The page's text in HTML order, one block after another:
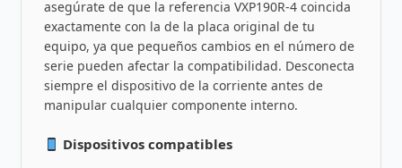
asegúrate de que la referencia VXP190R-4 coincida
exactamente con la de la placa original de tu
equipo, ya que pequeños cambios en el número de
serie pueden afectar la compatibilidad. Desconecta
siempre el dispositivo de la corriente antes de
manipular cualquier componente interno.
Dispositivos compatibles